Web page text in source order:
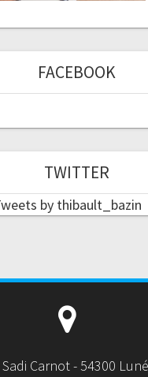
FACEBOOK
TWITTER
by thibault_bazin
Carnot - 54300